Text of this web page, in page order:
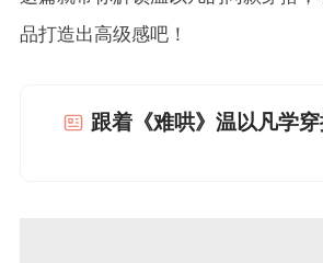
品打造出高级感吧！
跟着《难哄》温以凡学